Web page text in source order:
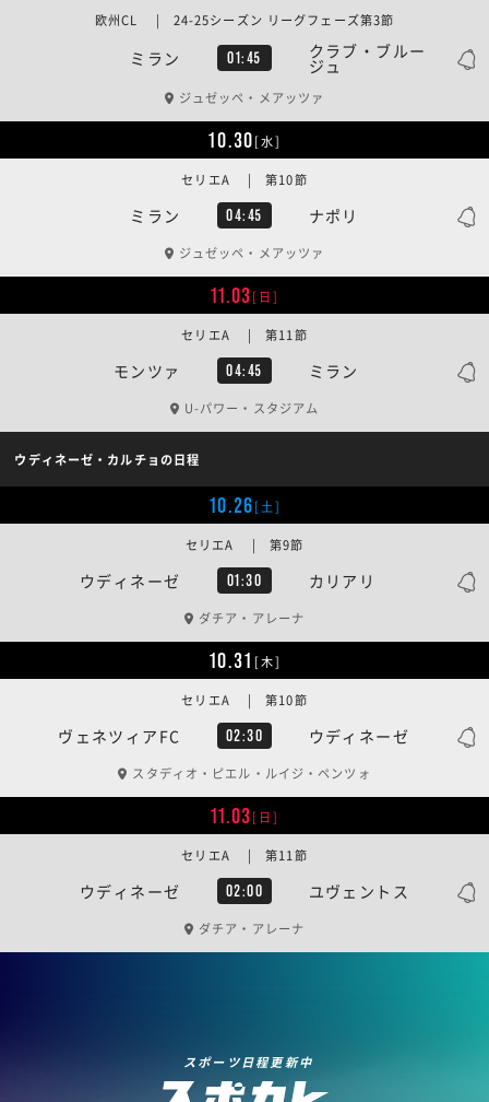
ミラン 01:45 クラブ・ブルー
ジュ
欧州CL | 24-25シーズン リーグフェーズ第3節
ジュゼッペ・メアッツァ
10.30[水]
ミラン 04:45 ナポリ
セリエA | 第10節
ジュゼッペ・メアッツァ
11.03[日]
モンツァ 04:45 ミラン
セリエA | 第11節
U-パワー・スタジアム
ウディネーゼ・カルチョの日程
10.26[土]
ウディネーゼ 01:30 カリアリ
セリエA | 第9節
ダチア・アレーナ
10.31 [木]
ヴェネツィアFC 02:30 ウディネーゼ
セリエA | 第10節
スタディオ・ピエル・ルイジ・ペンツォ
11.03[日]
ウディネーゼ 02:00 ユヴェントス
セリエA | 第11節
ダチア・アレーナ
スポーツ日程更新中